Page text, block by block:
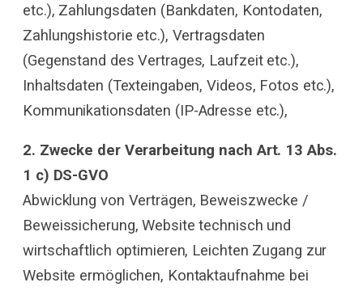
etc.), Zahlungsdaten (Bankdaten, Kontodaten,
Zahlungshistorie etc.), Vertragsdaten
(Gegenstand des Vertrages, Laufzeit etc.),
Inhaltsdaten (Texteingaben, Videos, Fotos etc.),
Kommunikationsdaten (IP-Adresse etc.),
2. Zwecke der Verarbeitung nach Art. 13 Abs.
1 c) DS-GVO
Abwicklung von Verträgen, Beweiszwecke /
Beweissicherung, Website technisch und
wirtschaftlich optimieren, Leichten Zugang zur
Website ermöglichen, Kontaktaufnahme bei